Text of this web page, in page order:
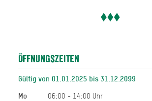
Öffnungszeiten
Gültig von 01.01.2025 bis 31.12.2099
Mo
06:00 - 14:00 Uhr